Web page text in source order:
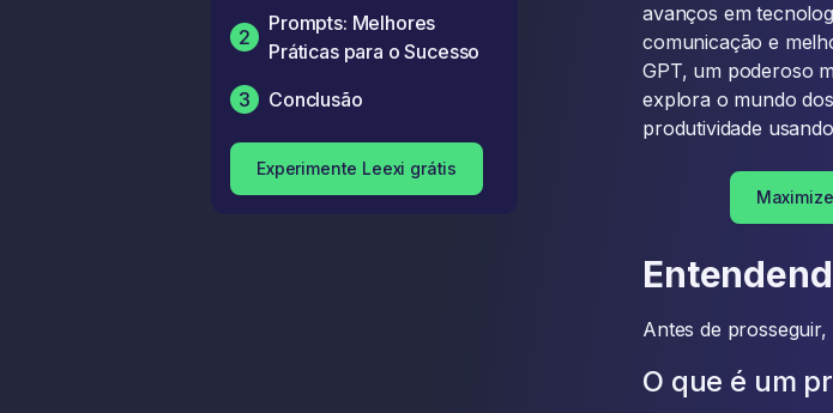
2
Prompts: Melhores
Práticas para o Sucesso
3
Conclusão
Experimente Leexi grátis
avanços em
comunicação e
GPT, um poderoso
explora o mundo
produtividade
Antes de
O que é um